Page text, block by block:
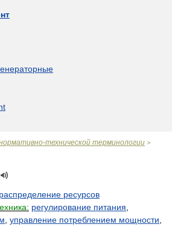
технической терминологии >
распределение ресурсов
регулирование питания
управление потреблением мощности